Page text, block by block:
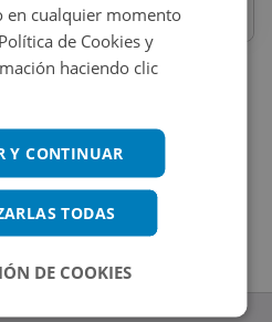
en cualquier momento
de Cookies y
haciendo clic
Y CONTINUAR
TODAS
DE COOKIES